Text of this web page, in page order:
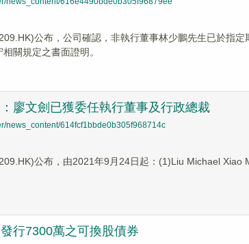
公布，公司確認，非執行董事林少鵬先生已於指
關規定之書面證明。
廖文劍已獲委任執行董事及行政總裁
news_content/614fcf1bbde0b305f968714c
公布，由2021年9月24日起：(1)Liu Michael
行7300萬之可換股債券